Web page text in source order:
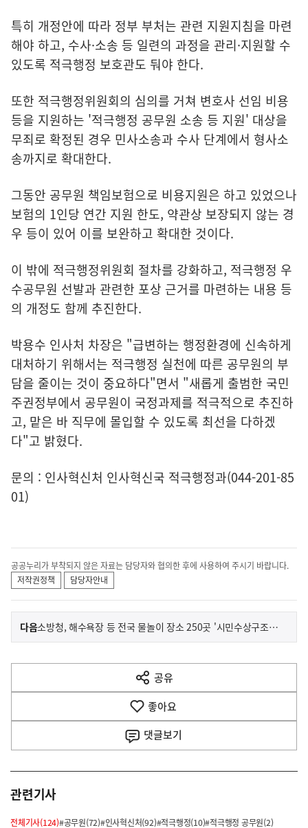
특히 개정안에 따라 정부 부처는 관련 지원지침을 마련
해야 하고, 수사·소송 등 일련의 과정을 관리·지원할 수
있도록 적극행정 보호관도 둬야 한다.
또한 적극행정위원회의 심의를 거쳐 변호사 선임 비용
등을 지원하는 '적극행정 공무원 소송 등 지원' 대상을
무죄로 확정된 경우 민사소송과 수사 단계에서 형사소
송까지로 확대한다.
그동안 공무원 책임보험으로 비용지원은 하고 있었으나
보험의 1인당 연간 지원 한도, 약관상 보장되지 않는 경
우 등이 있어 이를 보완하고 확대한 것이다.
이 밖에 적극행정위원회 절차를 강화하고, 적극행정 우
수공무원 선발과 관련한 포상 근거를 마련하는 내용 등
의 개정도 함께 추진한다.
박용수 인사처 차장은 "급변하는 행정환경에 신속하게
대처하기 위해서는 적극행정 실천에 따른 공무원의 부
담을 줄이는 것이 중요하다"면서 "새롭게 출범한 국민
주권정부에서 공무원이 국정과제를 적극적으로 추진하
고, 맡은 바 직무에 몰입할 수 있도록 최선을 다하겠
다"고 밝혔다.
문의 : 인사혁신처 인사혁신국 적극행정과(044-201-85
01)
공공누리가 부착되지 않은 자료는 담당자와 협의한 후에 사용하여 주시기 바랍니다.
저작권정책
담당자안내
이
전
다
음
다음기
소방청, 해수욕장 등 전국 물놀이 장소 250곳 '시민수상구조대' 배치
공유
열
기
좋아요
댓글보기
관련기사
전체기사(124)#공무원(72)#인사혁신처(92)#적극행정(10)#적극행정 공무원(2)